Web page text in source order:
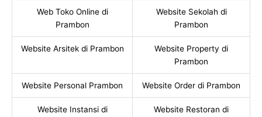
Web Toko Online di
Prambon
Website Sekolah di
Prambon
Website Arsitek di Prambon
Website Property di
Prambon
Website Personal Prambon Website Order di Prambon
Website Instansi di
Website Restoran di